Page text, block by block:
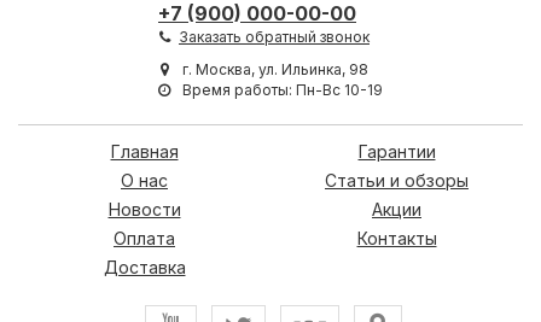
+7 (900) 000-00-00
Заказать обратный звонок
г. Москва, ул. Ильинка, 98
Время работы: Пн-Вс 10-19
Главная
О нас
Новости
Оплата
Доставка
Гарантии
Статьи и обзоры
Акции
Контакты